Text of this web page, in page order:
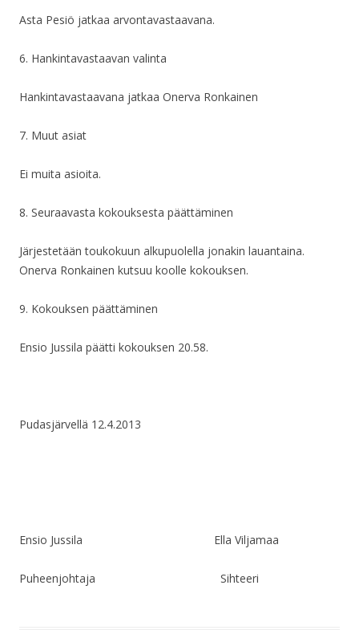
Asta Pesiö jatkaa arvontavastaavana.
6. Hankintavastaavan valinta
Hankintavastaavana jatkaa Onerva Ronkainen
7. Muut asiat
Ei muita asioita.
8. Seuraavasta kokouksesta päättäminen
Järjestetään toukokuun alkupuolella jonakin lauantaina.
Onerva Ronkainen kutsuu koolle kokouksen.
9. Kokouksen päättäminen
Ensio Jussila päätti kokouksen 20.58.
Pudasjärvellä 12.4.2013
Ensio Jussila Ella Viljamaa
Puheenjohtaja Sihteeri